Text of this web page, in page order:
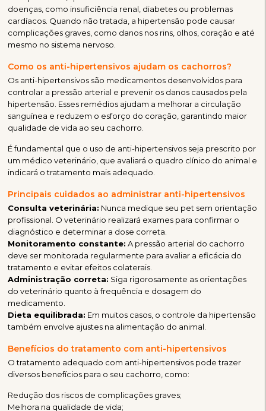
doenças, como insuficiência renal, diabetes ou problemas
cardíacos. Quando não tratada, a hipertensão pode causar
complicações graves, como danos nos rins, olhos, coração e até
mesmo no sistema nervoso.
Como os anti-hipertensivos ajudam os cachorros?
Os anti-hipertensivos são medicamentos desenvolvidos para
controlar a pressão arterial e prevenir os danos causados pela
hipertensão. Esses remédios ajudam a melhorar a circulação
sanguínea e reduzem o esforço do coração, garantindo maior
qualidade de vida ao seu cachorro.
É fundamental que o uso de anti-hipertensivos seja prescrito por
um médico veterinário, que avaliará o quadro clínico do animal e
indicará o tratamento mais adequado.
Principais cuidados ao administrar anti-hipertensivos
Consulta veterinária: Nunca medique seu pet sem orientação
profissional. O veterinário realizará exames para confirmar o
diagnóstico e determinar a dose correta.
Monitoramento constante: A pressão arterial do cachorro
deve ser monitorada regularmente para avaliar a eficácia do
tratamento e evitar efeitos colaterais.
Administração correta: Siga rigorosamente as orientações
do veterinário quanto à frequência e dosagem do
medicamento.
Dieta equilibrada: Em muitos casos, o controle da hipertensão
também envolve ajustes na alimentação do animal.
Benefícios do tratamento com anti-hipertensivos
O tratamento adequado com anti-hipertensivos pode trazer
diversos benefícios para o seu cachorro, como:
Redução dos riscos de complicações graves;
Melhora na qualidade de vida;